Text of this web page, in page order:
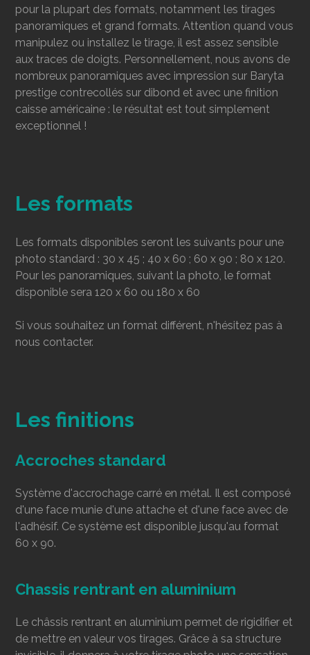
pour la plupart des formats, notamment les tirages
panoramiques et grand formats. Attention quand vous
manipulez ou installez le tirage, il est assez sensible
aux traces de doigts. Personnellement, nous avons de
nombreux panoramiques avec impression sur Baryta
prestige contrecollés sur dibond et avec une finition
caisse américaine : le résultat est tout simplement
exceptionnel !
Les formats
Les formats disponibles seront les suivants pour une
photo standard : 30 x 45 ; 40 x 60 ; 60 x 90 ; 80 x 120.
Pour les panoramiques, suivant la photo, le format
disponible sera 120 x 60 ou 180 x 60
Si vous souhaitez un format différent, n'hésitez pas à
nous contacter.
Les finitions
Accroches standard
Système d'accrochage carré en métal. Il est composé
d'une face munie d'une attache et d'une face avec de
l'adhésif. Ce système est disponible jusqu'au format
60 x 90.
Chassis rentrant en aluminium
Le châssis rentrant en aluminium permet de rigidifier et
de mettre en valeur vos tirages. Grâce à sa structure